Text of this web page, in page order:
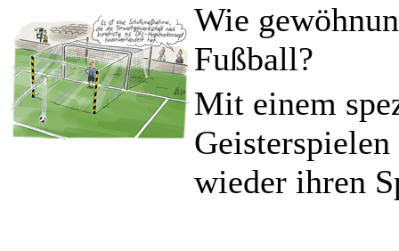
Wie
Fußball?
Mit einem
wieder ihren